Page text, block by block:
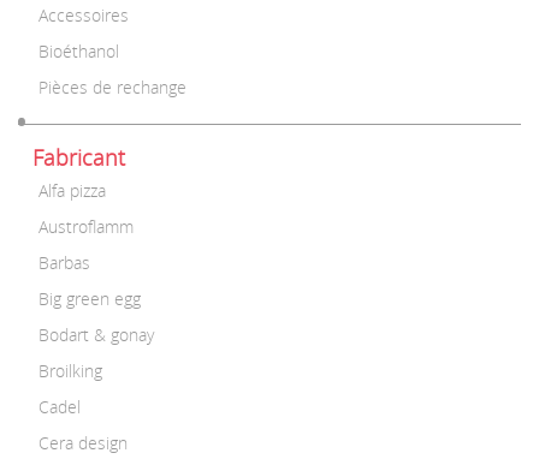
Accessoires
Bioéthanol
Pièces de rechange
Fabricant
Alfa pizza
Austroflamm
Barbas
Big green egg
Bodart & gonay
Broilking
Cadel
Cera design